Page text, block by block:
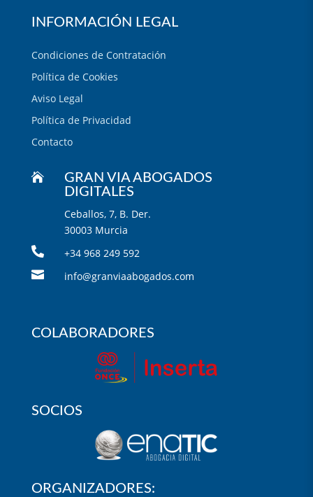
INFORMACIÓN LEGAL
Condiciones de Contratación
Política de Cookies
Aviso Legal
Política de Privacidad
Contacto

GRAN VIA ABOGADOS
DIGITALES
Ceballos, 7, B. Der.
30003 Murcia
 +34 968 249 592
 info@granviaabogados.com
COLABORADORES
SOCIOS
ORGANIZADORES: